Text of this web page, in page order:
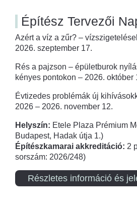
Építész Tervezői
Azért a víz a zűr? –
2026. szeptember 17.
Rés a pajzson – épületburok
kényes pontokon – 2026. október
Évtizedes problémák új
2026 – 2026. november 12.
Helyszín: Etele Plaza Prémium
Budapest, Hadak útja 1.)
Építészkamarai akkreditáció: 2
sorszám: 2026/248)
Részletes információ és